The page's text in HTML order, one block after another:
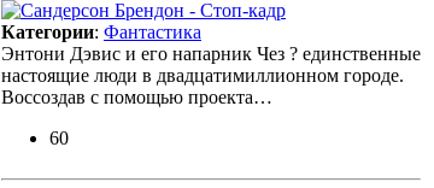
Категории: Фантастика
Энтони Дэвис и его напарник Чез ? единственные
настоящие люди в двадцатимиллионном городе.
Воссоздав с помощью проекта…
60